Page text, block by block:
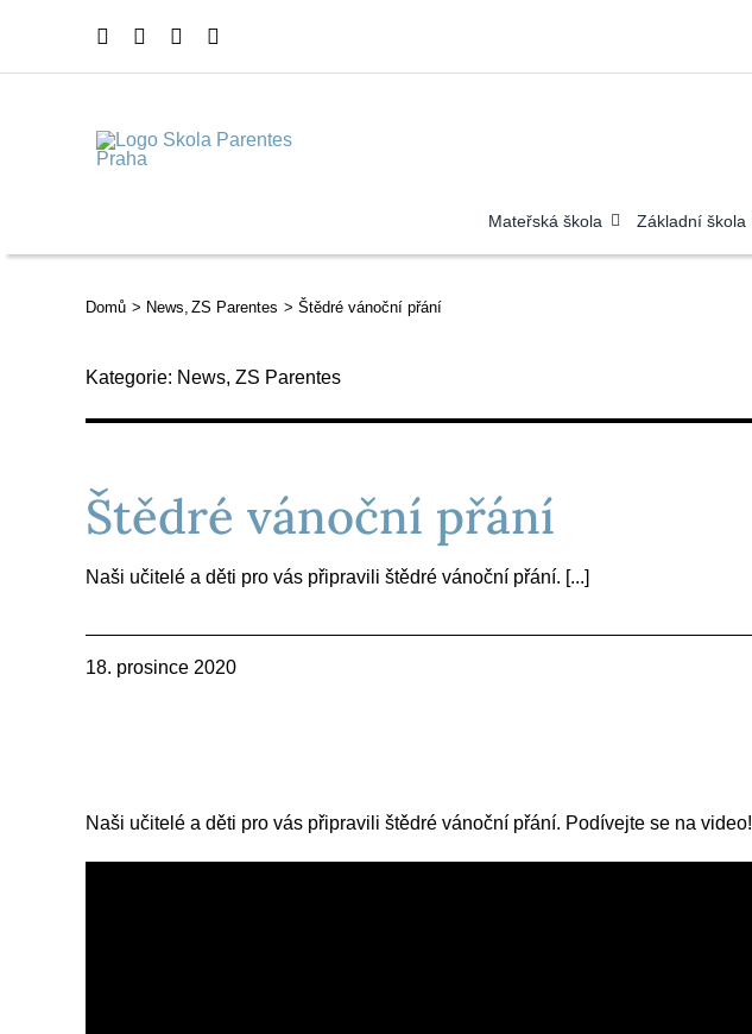
obsah
Mateřská škola Základní škola
Domů News ZS Parentes Štědré vánoční přání
Kategorie: News, ZS Parentes
Štědré vánoční přání
Naši učitelé a děti pro vás připravili štědré vánoční přání. [...]
18. prosince 2020
Naši učitelé a děti pro vás připravili štědré vánoční přání. Podívejte se na video!